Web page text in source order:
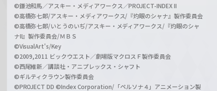
©鎌池和馬／アスキー・メディアワークス／PROJECT-INDEX II
©高橋弥七郎/アスキー・メディアワークス/『灼眼のシャナ』製作委員会
©高橋弥七郎/いとうのいぢ/アスキー・メディアワークス/『灼眼のシャ
ナII』製作委員会/ＭＢＳ
©VisualArt's/Key
©2009,2011 ビックウエスト／劇場版マクロスＦ製作委員会
©西尾維新／講談社・アニプレックス・シャフト
©ギルティクラウン製作委員会
©PROJECT DD ©Index Corporation/「ペルソナ４」アニメーション製